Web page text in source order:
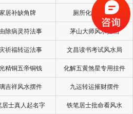
全，寓意着多子多福，有利
属牛人佩戴玉葫芦吊坠，能够
财富。
么？
居补缺角牌 厕所化秽气煞套
除病灵符法事 茅山大师风水挂画
祈福转运法事 文昌读书考试风水局
精铜五帝铜钱 化解五黄煞星专用挂件
吉祥风水摆件 九运转运摧财摆件
居士真人起名字 铁笔居士批命看风水